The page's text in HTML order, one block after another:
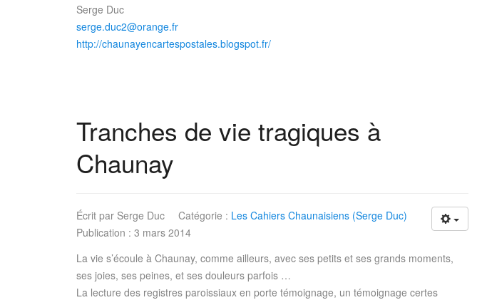
Serge Duc
serge.duc2@orange.fr
http://chaunayencartespostales.blogspot.fr/
Tranches de vie tragiques à
Chaunay
Écrit par Serge Duc Catégorie : Les Cahiers Chaunaisiens (Serge Duc)
Publication : 3 mars 2014
La vie s’écoule à Chaunay, comme ailleurs, avec ses petits et ses grands moments,
ses joies, ses peines, et ses douleurs parfois …
La lecture des registres paroissiaux en porte témoignage, un témoignage certes